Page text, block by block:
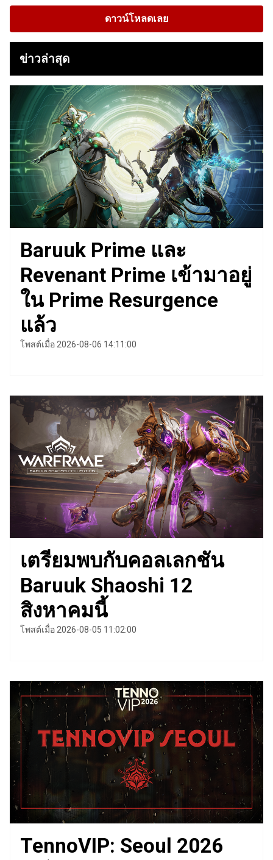
ดาวน์โหลดเลย
ข่าวล่าสุด
Baruuk Prime และ
Revenant Prime เข้ามาอยู่
ใน Prime Resurgence
แล้ว
โพสต์เมื่อ 2026-08-06 14:11:00
เตรียมพบกับคอลเลกชัน
Baruuk Shaoshi 12
สิงหาคมนี้
โพสต์เมื่อ 2026-08-05 11:02:00
TennoVIP: Seoul 2026